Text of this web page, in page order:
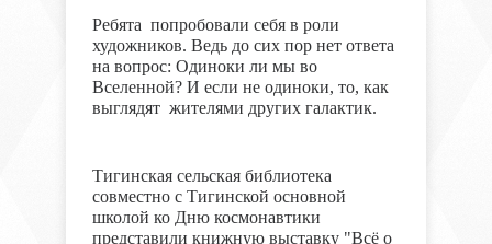
Ребята попробовали себя в роли
художников. Ведь до сих пор нет ответа
на вопрос: Одиноки ли мы во
Вселенной? И если не одиноки, то, как
выглядят жителями других галактик.
Тигинская сельская библиотека
совместно с Тигинской основной
школой ко Дню космонавтики
представили книжную выставку "Всё о